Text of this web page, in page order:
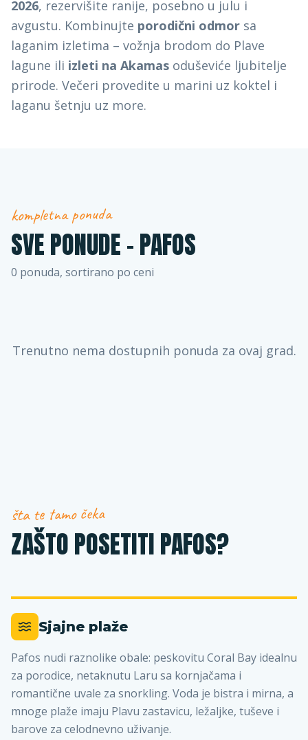
2026, rezervišite ranije, posebno u julu i
avgustu. Kombinujte porodični odmor sa
laganim izletima – vožnja brodom do Plave
lagune ili izleti na Akamas oduševiće ljubitelje
prirode. Večeri provedite u marini uz koktel i
laganu šetnju uz more.
kompletna ponuda
SVE PONUDE -PAFOS
0 ponuda, sortirano po ceni
Trenutno nema dostupnih ponuda za ovaj grad.
šta te tamo čeka
ZAŠTO POSETITI PAFOS?
Sjajne plaže
Pafos nudi raznolike obale: peskovitu Coral Bay idealnu
za porodice, netaknutu Laru sa kornjačama i
romantične uvale za snorkling. Voda je bistra i mirna, a
mnoge plaže imaju Plavu zastavicu, ležaljke, tuševe i
barove za celodnevno uživanje.